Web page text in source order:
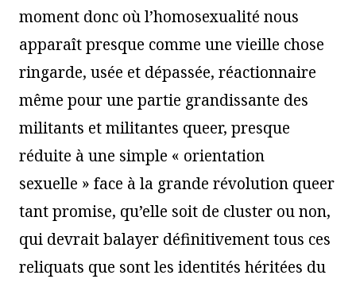
moment donc où l’homosexualité nous
apparaît presque comme une vieille chose
ringarde, usée et dépassée, réactionnaire
même pour une partie grandissante des
militants et militantes queer, presque
réduite à une simple « orientation
sexuelle » face à la grande révolution queer
tant promise, qu’elle soit de cluster ou non,
qui devrait balayer définitivement tous ces
reliquats que sont les identités héritées du